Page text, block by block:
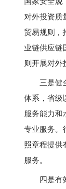
对外投资质
贸易规则，
业链供应链
则开展对外
三是健
体系，省级
服务能力和
专业服务。
照章程提供
服务。
四是有